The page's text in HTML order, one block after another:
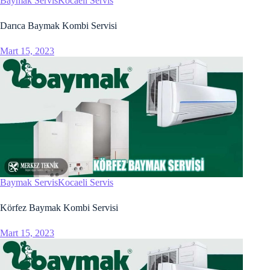
güncel giriş
giriş
giriş
100 mg
Darıca Baymak Kombi Servisi
Mart 15, 2023
Baymak ServisKocaeli Servis
Körfez Baymak Kombi Servisi
Mart 15, 2023